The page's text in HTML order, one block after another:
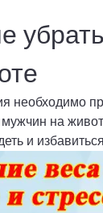
необходимо
на
и